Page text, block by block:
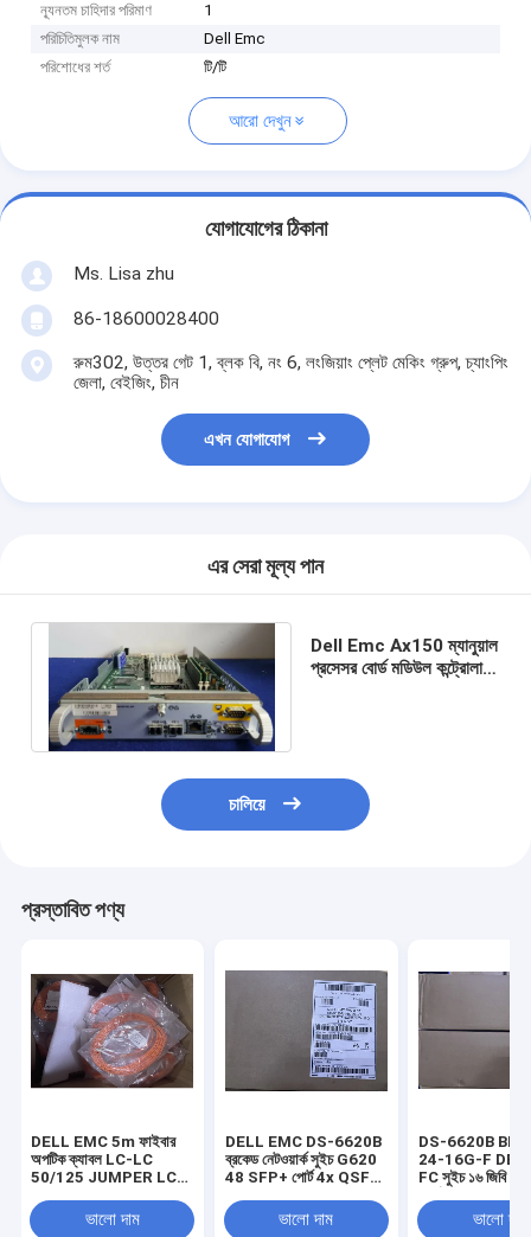
ন্যূনতম চাহিদার পরিমাণ
1
পরিচিতিমুলক নাম
Dell Emc
পরিশোধের শর্ত
টি/টি
আরো দেখুন
যোগাযোগের ঠিকানা
Ms. Lisa zhu
86-18600028400
রুম302, উত্তর গেট 1, ব্লক বি, নং 6, লংজিয়াং প্লেট মেকিং গ্রুপ, চ্যাংপিং
জেলা, বেইজিং, চীন
এখন যোগাযোগ
এর সেরা মূল্য পান
Dell Emc Ax150 ম্যানুয়াল
প্রসেসর বোর্ড মডিউল কন্ট্রোলার
চালিয়ে
প্রস্তাবিত পণ্য
DELL EMC 5m ফাইবার
অপটিক ক্যাবল LC-LC
50/125 JUMPER LC
038-003-739
ভালো দাম
DELL EMC DS-6620B
ব্রকেড নেটওয়ার্ক সুইচ G620
48 SFP+ পোর্ট 4x QSFP
ভালো দাম
DS-6620B BR-
24-16G-F
FC সুইচ ১৬ জিবি
ভালো দাম